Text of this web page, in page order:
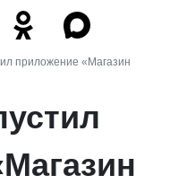
приложение «Магазин